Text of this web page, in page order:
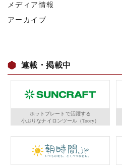
メディア情報
アーカイブ
連載・掲載中
ホットプレートで活躍する
小ぶりなナイロンツール（Toory）